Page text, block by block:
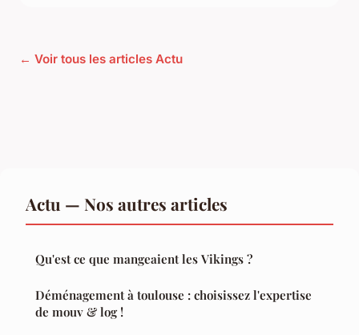
← Voir tous les articles Actu
Actu — Nos autres articles
Qu'est ce que mangeaient les Vikings ?
Déménagement à toulouse : choisissez l'expertise
de mouv & log !